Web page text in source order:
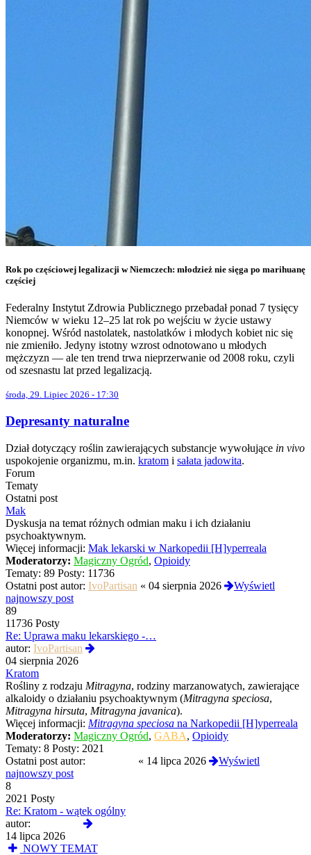
Rok po częściowej legalizacji w Niemczech: młodzież nie sięga po marihuanę
częściej
Federalny Instytut Zdrowia Publicznego przebadał ponad 7 tysięcy
Niemców w wieku 12–25 lat rok po wejściu w życie ustawy
konopnej. Wśród nastolatek, nastolatków i młodych kobiet nic się
nie zmieniło. Jedyny istotny wzrost odnotowano u młodych
mężczyzn — ale ten trend trwa nieprzerwanie od 2008 roku, czyli
od szesnastu lat przed legalizacją.
środa, 29. Lipiec 2026 - 17:30
Depresanty naturalne
Dział dotyczący roślin zawierających substancje wywołujące in vivo
uspokojenie organizmu, m.in. kratom i sałata jadowita.
Forum
Tematy
Ostatni post
Mak
Dyskusja na temat różnych odmian maku i ich działaniu
psychoaktywnym.
Więcej informacji: Mak lekarski w Narkopedii [H]yperreala
Moderatorzy: Magiczny Ogród, Opioidy
Tematy: 89 Posty: 11736
Ostatni post autor: IvoPartisan « 04 sierpnia 2026
Wyświetl
najnowszy post
89
11736 Posty
Re: Uprawa maku lekarskiego -…
autor: IvoPartisan
04 sierpnia 2026
Kratom
Rośliny z rodzaju Mitragyna, rodziny marzanowatych, zawierające
alkaloidy o działaniu psychoaktywnym (Mitragyna speciosa,
Mitragyna hirsuta, Mitragyna javanica).
Więcej informacji: Mitragyna speciosa na Narkopedii [H]yperreala
Moderatorzy: Magiczny Ogród, GABA, Opioidy
Tematy: 8 Posty: 2021
Ostatni post autor:
« 14 lipca 2026
Wyświetl
najnowszy post
8
2021 Posty
Re: Kratom - wątek ogólny
autor:
post
14 lipca 2026
NOWY TEMAT